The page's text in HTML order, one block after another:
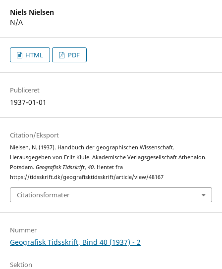
Niels Nielsen
N/A
HTML PDF
Publiceret
1937-01-01
Citation/Eksport
Nielsen, N. (1937). Handbuch der geographischen Wissenschaft.
Herausgegeben von Frilz Klule. Akademische Verlagsgesellschaft Athenaion.
Potsdam. Geografisk Tidsskrift, 40. Hentet fra
https://tidsskrift.dk/geografisktidsskrift/article/view/48167
Citationsformater
Nummer
Geografisk Tidsskrift, Bind 40 (1937) - 2
Sektion